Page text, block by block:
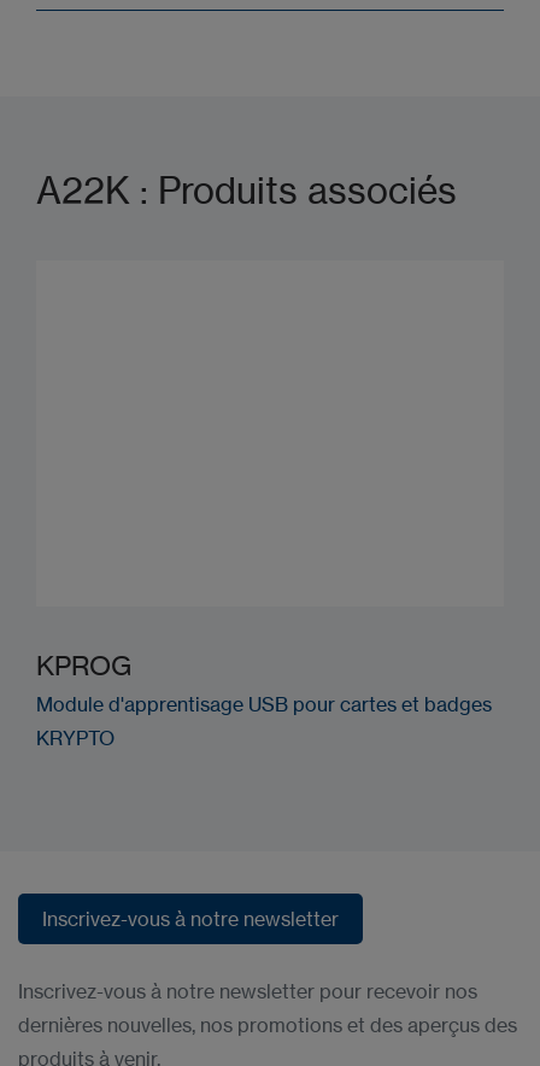
A22K : Produits associés
KPROG
Module d'apprentisage USB pour cartes et badges
KRYPTO
Inscrivez-vous à notre newsletter
Inscrivez-vous à notre newsletter pour recevoir nos
dernières nouvelles, nos promotions et des aperçus des
produits à venir.